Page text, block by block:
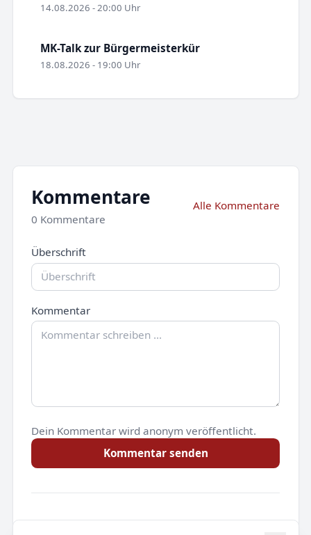
14.08.2026 - 20:00 Uhr
MK-Talk zur Bürgermeisterkür
18.08.2026 - 19:00 Uhr
Kommentare
0 Kommentare
Alle Kommentare
Überschrift
Kommentar
Dein Kommentar wird anonym veröffentlicht.
Kommentar senden
Noch keine Kommentare.